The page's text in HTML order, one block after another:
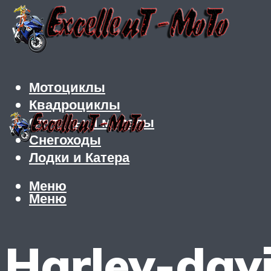
Мотоциклы
Квадроциклы
Скутеры и мопеды
Снегоходы
Лодки и Катера
Меню
Меню